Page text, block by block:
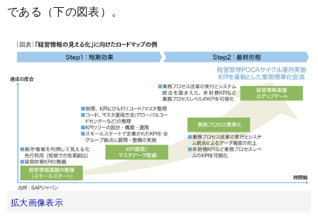
である（下の図表）。
拡大画像表示